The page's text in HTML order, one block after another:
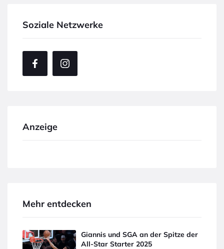
Soziale Netzwerke
Anzeige
Mehr entdecken
Giannis und SGA an der Spitze der
All-Star Starter 2025